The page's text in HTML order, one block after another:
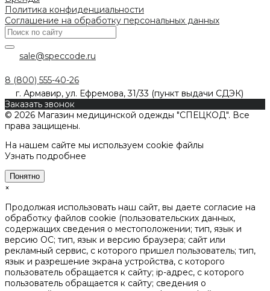
Политика конфиденциальности
Соглашение на обработку персональных данных
sale@speccode.ru
8 (800) 555-40-26
г. Армавир, ул. Ефремова, 31/33 (пункт выдачи СДЭК)
Заказать звонок
© 2026 Магазин медицинской одежды "СПЕЦКОД". Все
права защищены.
На нашем сайте мы используем cookie файлы
Узнать подробнее
Понятно
×
Продолжая использовать наш сайт, вы даете согласие на
обработку файлов cookie (пользовательских данных,
содержащих сведения о местоположении; тип, язык и
версию ОС; тип, язык и версию браузера; сайт или
рекламный сервис, с которого пришел пользователь; тип,
язык и разрешение экрана устройства, с которого
пользователь обращается к сайту; ip-адрес, с которого
пользователь обращается к сайту; сведения о